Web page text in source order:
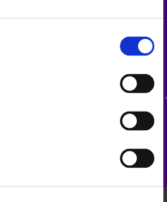
？Dymax 团队成员将很快与您联